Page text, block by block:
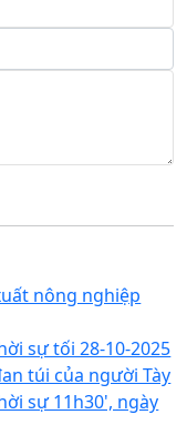
nông nghiệp
sự tối 28-10-2025
túi của người Tày
sự 11h30', ngày